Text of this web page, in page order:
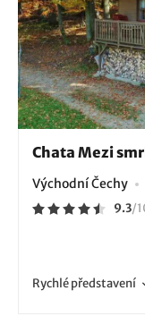
Chata Mezi
Východní Čechy
9.3/
Rychlépředstavení